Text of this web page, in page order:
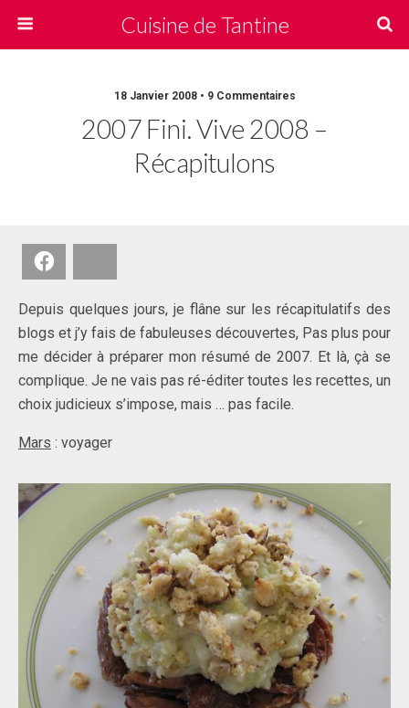
Cuisine de Tantine
18 Janvier 2008 • 9 Commentaires
2007 Fini. Vive 2008 –
Récapitulons
Depuis quelques jours, je flâne sur les récapitulatifs des
blogs et j’y fais de fabuleuses découvertes, Pas plus pour
me décider à préparer mon résumé de 2007. Et là, çà se
complique. Je ne vais pas ré-éditer toutes les recettes, un
choix judicieux s’impose, mais … pas facile.
Mars : voyager